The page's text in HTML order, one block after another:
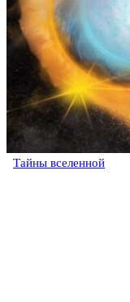
Тайны вселенной